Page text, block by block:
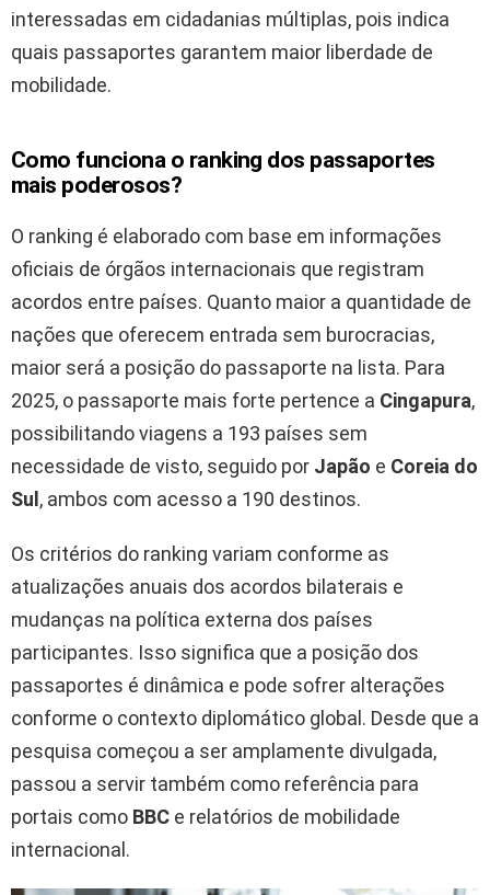
interessadas em cidadanias múltiplas, pois indica
quais passaportes garantem maior liberdade de
mobilidade.
Como funciona o ranking dos passaportes
mais poderosos?
O ranking é elaborado com base em informações
oficiais de órgãos internacionais que registram
acordos entre países. Quanto maior a quantidade de
nações que oferecem entrada sem burocracias,
maior será a posição do passaporte na lista. Para
2025, o passaporte mais forte pertence a Cingapura,
possibilitando viagens a 193 países sem
necessidade de visto, seguido por Japão e Coreia do
Sul , ambos com acesso a 190 destinos.
Os critérios do ranking variam conforme as
atualizações anuais dos acordos bilaterais e
mudanças na política externa dos países
participantes. Isso significa que a posição dos
passaportes é dinâmica e pode sofrer alterações
conforme o contexto diplomático global. Desde que a
pesquisa começou a ser amplamente divulgada,
passou a servir também como referência para
portais como BBC e relatórios de mobilidade
internacional.